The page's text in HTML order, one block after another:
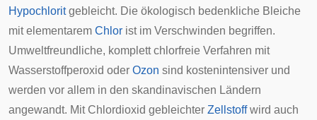
Hypochloritgebleicht. Die ökologisch bedenkliche Bleiche
mit elementarem Chlor ist im Verschwinden begriffen.
Umweltfreundliche, komplett chlorfreie Verfahren mit
Wasserstoffperoxid oder Ozon sind kostenintensiver und
werden vor allem in den skandinavischen Ländern
angewandt. Mit Chlordioxid gebleichter Zellstoffwird auch